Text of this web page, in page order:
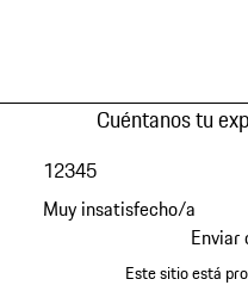
Cuéntanos tu
Muy insatisfecho/a
12345
Enviar
Este sitio está